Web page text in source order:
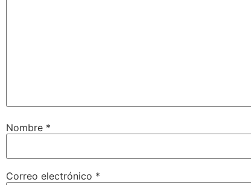
Nombre *
Correo electrónico *